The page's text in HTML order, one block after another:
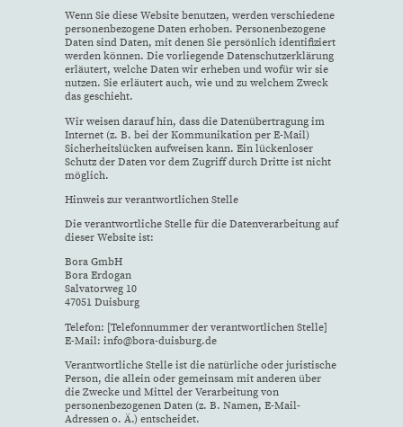
Wenn Sie diese Website benutzen, werden verschiedene
personenbezogene Daten erhoben. Personenbezogene
Daten sind Daten, mit denen Sie persönlich identifiziert
werden können. Die vorliegende Datenschutzerklärung
erläutert, welche Daten wir erheben und wofür wir sie
nutzen. Sie erläutert auch, wie und zu welchem Zweck
das geschieht.
Wir weisen darauf hin, dass die Datenübertragung im
Internet (z. B. bei der Kommunikation per E-Mail)
Sicherheitslücken aufweisen kann. Ein lückenloser
Schutz der Daten vor dem Zugriff durch Dritte ist nicht
möglich.
Hinweis zur verantwortlichen Stelle
Die verantwortliche Stelle für die Datenverarbeitung auf
dieser Website ist:
Bora GmbH
Bora Erdogan
Salvatorweg 10
47051 Duisburg
Telefon: [Telefonnummer der verantwortlichen Stelle]
E-Mail: info@bora-duisburg.de
Verantwortliche Stelle ist die natürliche oder juristische
Person, die allein oder gemeinsam mit anderen über
die Zwecke und Mittel der Verarbeitung von
personenbezogenen Daten (z. B. Namen, E-Mail-
Adressen o. Ä.) entscheidet.